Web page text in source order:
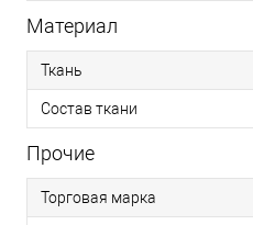
Материал
Ткань
Состав ткани
Прочие
Торговая марка